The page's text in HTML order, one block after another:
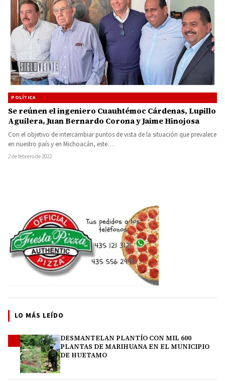
POLÍTICA
Se reúnen el ingeniero Cuauhtémoc Cárdenas, Lupillo
Aguilera, Juan Bernardo Corona y Jaime Hinojosa
Con el objetivo de intercambiar puntos de vista de la situación que prevalece
en nuestro país y en Michoacán, este…
2 de febrero de 2022
LO MÁS LEÍDO
DESMANTELAN PLANTÍO CON MIL 600
PLANTAS DE MARIHUANA EN EL MUNICIPIO
DE HUETAMO